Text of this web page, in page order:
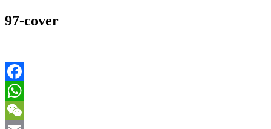
97-cover
Facebook
WhatsApp